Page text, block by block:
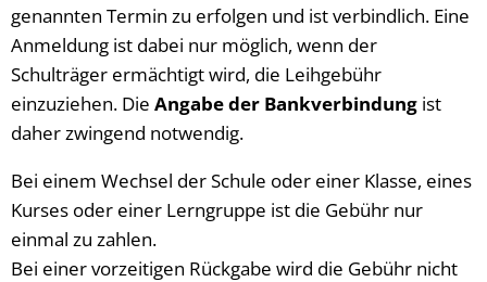
Standesamt
genannten Termin zu erfolgen und ist verbindlich. Eine
Anmeldung ist dabei nur möglich, wenn der
Schulträger ermächtigt wird, die Leihgebühr
einzuziehen. Die Angabe der Bankverbindung ist
daher zwingend notwendig.
Bei einem Wechsel der Schule oder einer Klasse, eines
Kurses oder einer Lerngruppe ist die Gebühr nur
einmal zu zahlen.
Bei einer vorzeitigen Rückgabe wird die Gebühr nicht